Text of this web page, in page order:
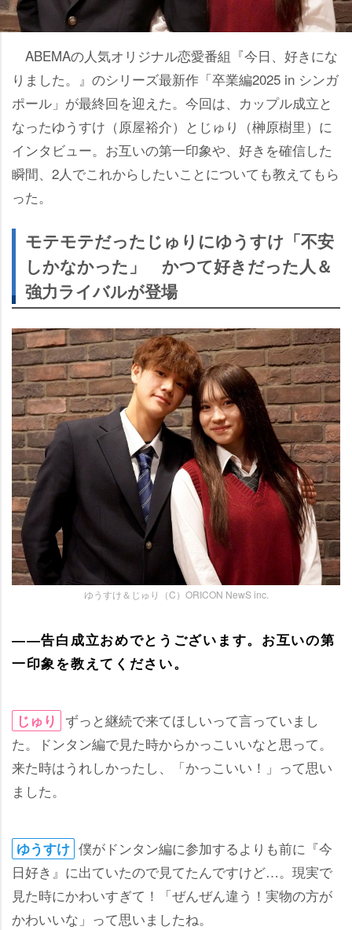
ABEMAの人気オリジナル恋愛番組『今日、好きにな
りました。』のシリーズ最新作「卒業編2025 in シンガ
ポール」が最終回を迎えた。今回は、カップル成立と
なったゆうすけ（原屋裕介）とじゅり（榊原樹里）に
インタビュー。お互いの第一印象や、好きを確信した
瞬間、2人でこれからしたいことについても教えてもら
った。
モテモテだったじゅりにゆうすけ「不安
しかなかった」 かつて好きだった人＆
強力ライバルが登場
ゆうすけ＆じゅり（C）ORICON NewS inc.
――告白成立おめでとうございます。お互いの第
一印象を教えてください。
じゅり ずっと継続で来てほしいって言っていまし
た。ドンタン編で見た時からかっこいいなと思って。
来た時はうれしかったし、「かっこいい！」って思い
ました。
ゆうすけ 僕がドンタン編に参加するよりも前に『今
日好き』に出ていたので見てたんですけど…。現実で
見た時にかわいすぎて！「ぜんぜん違う！実物の方が
かわいいな」って思いましたね。